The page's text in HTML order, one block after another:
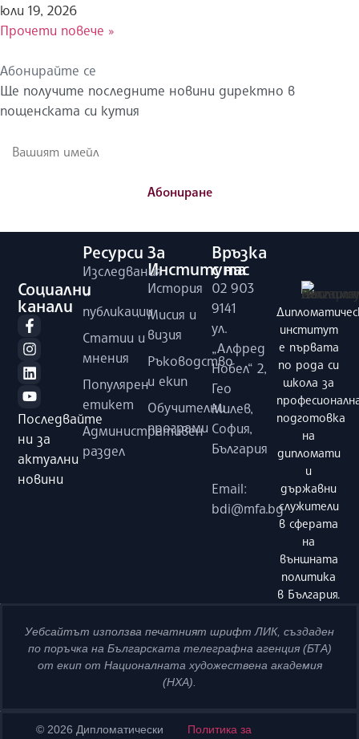
юли 19, 2026
Прочети повече »
Абонирайте се
Ще получите последните новини директно в
пощенската си кутия
Абониране
институт
е първата
по рода си
школа за
подготовка
на
дипломати
и
държавни
служители
в сферата
на
външната
политика
в България.
За
Института
История
Мисия и
визия
Ръководство
и екип
Обучителни
програми
Ресурси
Изследвания
и
публикации
Статии и
мнения
Популярен
етикет
Административен
раздел
Връзка
с нас
02 903
9141
ул.
„Алфред
Нобел“ 2,
Гео
Милев,
София,
България
Email:
bdi@mfa.bg
Социални
канали
Последвайте
ни за
актуални
новини
Уебсайтът използва печатният шрифт ЛИК, създаден
по поръчка на Българската телеграфна агенция (БТА)
от екип от Националната художествена академия
(НХА).
© 2026 Дипломатически
Политика за